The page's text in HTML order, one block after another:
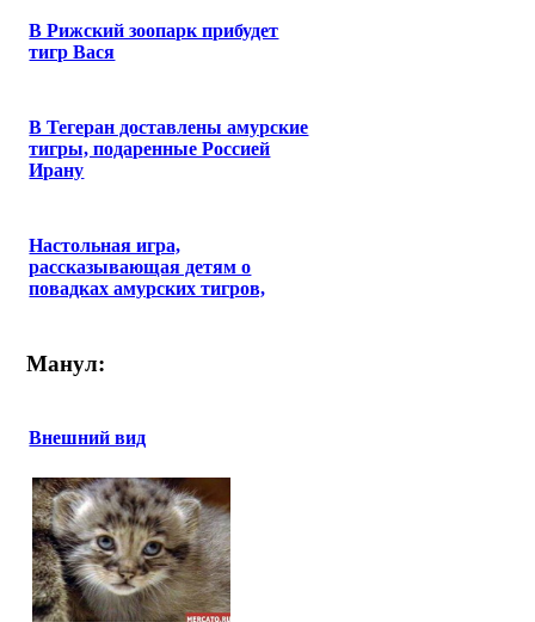
В Рижский зоопарк прибудет
тигр Вася
В Тегеран доставлены амурские
тигры, подаренные Россией
Ирану
Настольная игра,
рассказывающая детям о
повадках амурских тигров,
Манул:
Внешний вид